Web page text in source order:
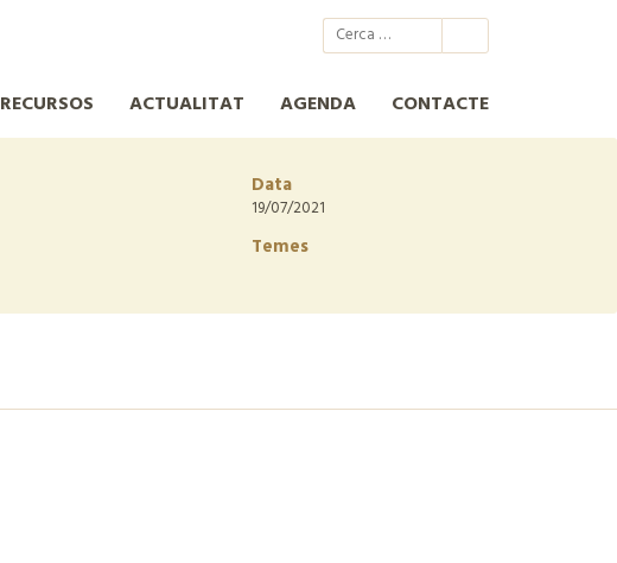
Xarxa per a la Conservació de la Natura
RECURSOS ACTUALITAT AGENDA CONTACTE
Data
19/07/2021
Temes